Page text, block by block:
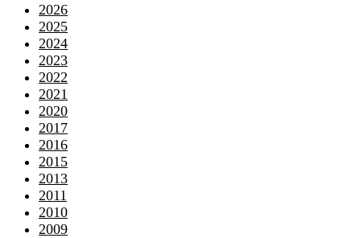
2026
2025
2024
2023
2022
2021
2020
2017
2016
2015
2013
2011
2010
2009